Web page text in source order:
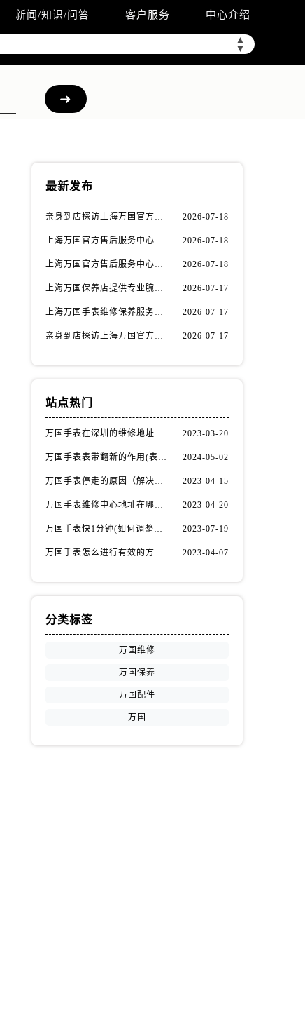
新闻/知识/问答 客户服务 中心介绍
▲
▼
最新发布
亲身到店探访上海万国官方售后服务中心｜全新网点地址与官方售后热线（2026年7月最新） 2026-07-18
上海万国官方售后服务中心｜全新维修地址及服务热线权威信息公示（2026年7月最新） 2026-07-18
上海万国官方售后服务中心｜全部地址与售后服务热线权威信息公示（2026年7月最新） 2026-07-18
上海万国保养店提供专业腕表保养与售后维修服务权威公示（2026年7月最新） 2026-07-17
上海万国手表维修保养服务中心权威公示（2026年7月最新） 2026-07-17
亲身到店探访上海万国官方售后服务中心｜全新地址电话（2026年7月最新） 2026-07-17
站点热门
万国手表在深圳的维修地址在哪了（万国手表如何更换表带） 2023-03-20
万国手表表带翻新的作用(表带翻新有什么用) 2024-05-02
万国手表停走的原因（解决方法） 2023-04-15
万国手表维修中心地址在哪呢？ 2023-04-20
万国手表快1分钟(如何调整时间准确无误) 2023-07-19
万国手表怎么进行有效的方法进行消磁呢(机械手表消磁) 2023-04-07
分类标签
万国维修
万国保养
万国配件
万国